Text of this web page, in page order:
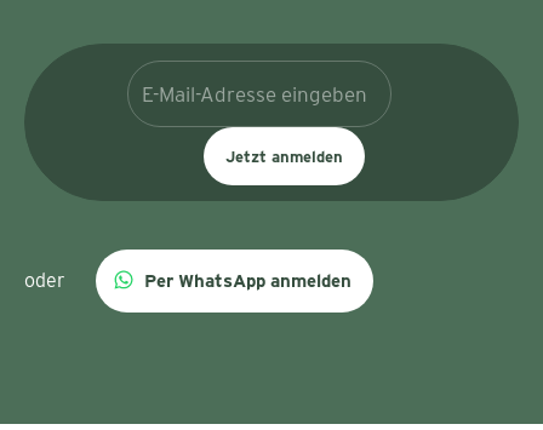
Jetzt anmelden
oder Per WhatsApp anmelden